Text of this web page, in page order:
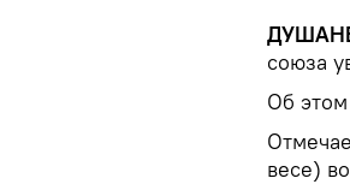
союза
Об
весе)